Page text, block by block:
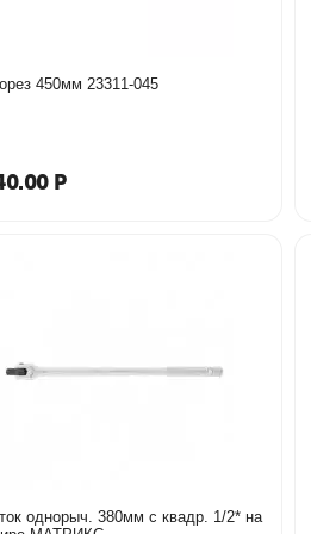
Болторез 450мм 23311-045
Р
однорыч. 380мм с квадр. 1/2* на